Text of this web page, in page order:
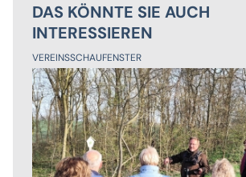
DAS KÖNNTE SIE AUCH
INTERESSIEREN
VEREINSSCHAUFENSTER